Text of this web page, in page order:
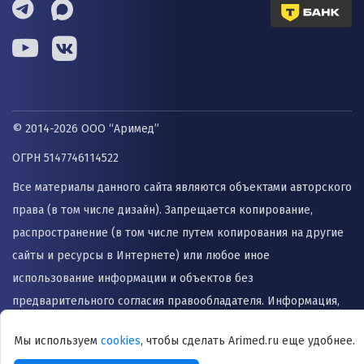
© 2014-2026 ООО “Аримед”
ОГРН 5147746114522
Все материалы данного сайта являются объектами авторского
права (в том числе дизайн). Запрещается копирование,
распространение (в том числе путем копирования на другие
сайты и ресурсы в Интернете) или любое иное
использование информации и объектов без
предварительного согласия правообладателя. Информация,
может быть использована для назначения лечения и
Мы используем cookies, чтобы сделать Arimed.ru еще удобнее.